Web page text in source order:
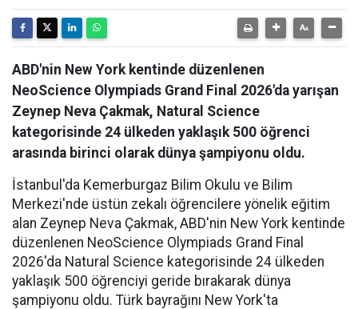
ABD'nin New York kentinde düzenlenen
NeoScience Olympiads Grand Final 2026'da yarışan
Zeynep Neva Çakmak, Natural Science
kategorisinde 24 ülkeden yaklaşık 500 öğrenci
arasında birinci olarak dünya şampiyonu oldu.
İstanbul'da Kemerburgaz Bilim Okulu ve Bilim
Merkezi'nde üstün zekalı öğrencilere yönelik eğitim
alan Zeynep Neva Çakmak, ABD'nin New York kentinde
düzenlenen NeoScience Olympiads Grand Final
2026'da Natural Science kategorisinde 24 ülkeden
yaklaşık 500 öğrenciyi geride bırakarak dünya
şampiyonu oldu. Türk bayrağını New York'ta